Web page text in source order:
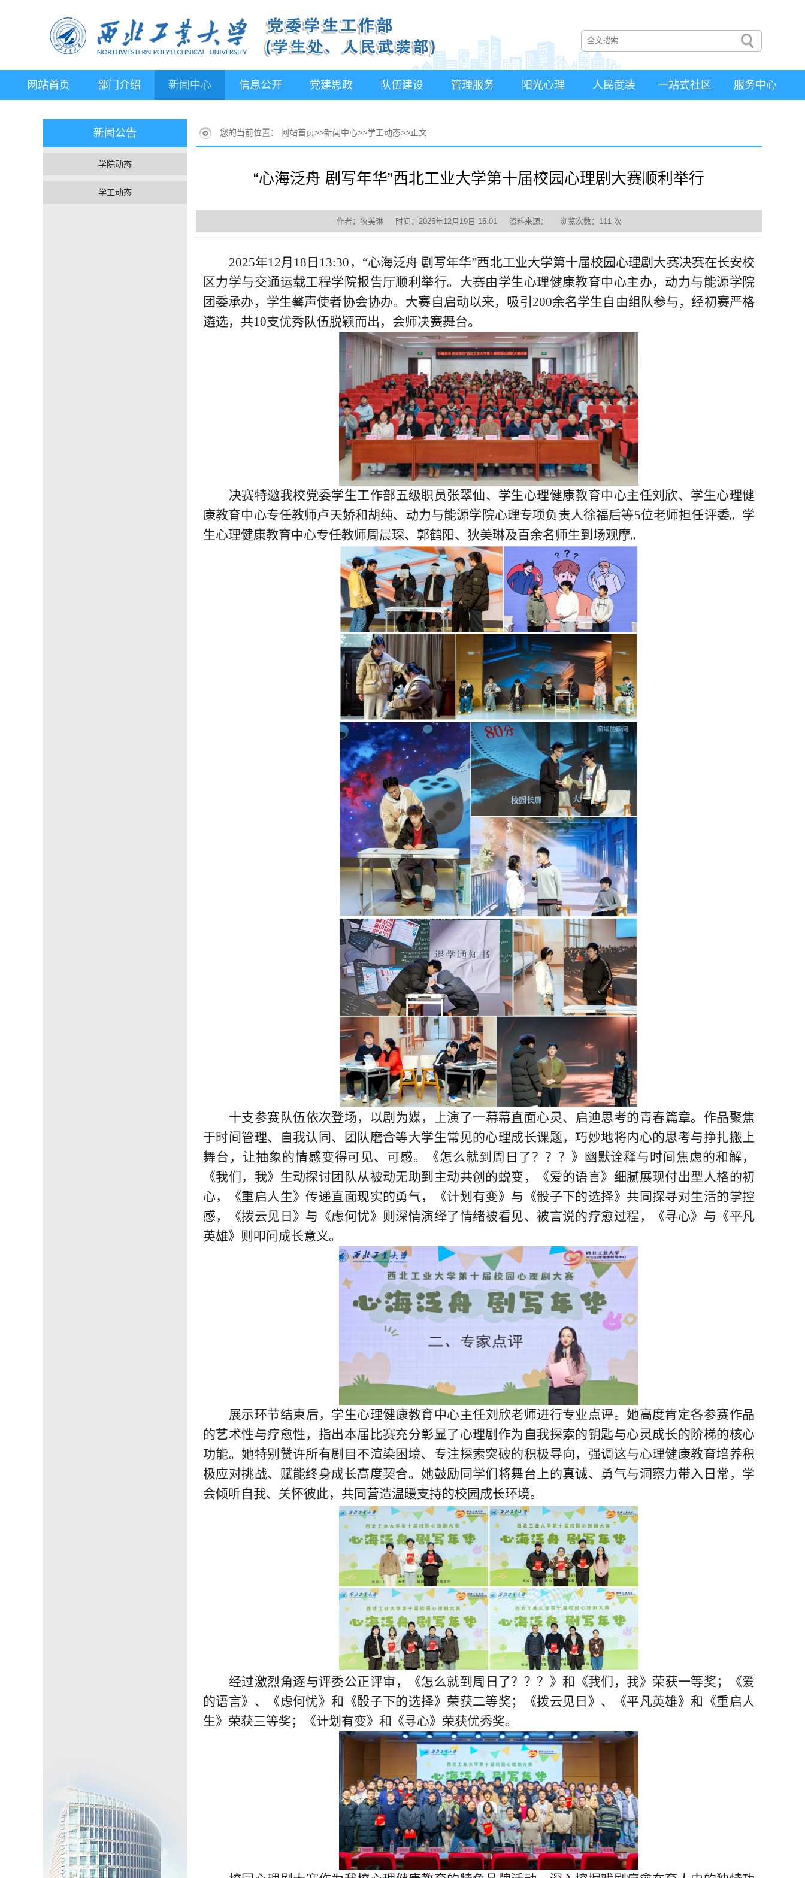
网站首页 部门介绍 新闻中心 信息公开 党建思政 队伍建设 管理服务 阳光心理 人民武装 一站式社区 服务中心
新闻公告
学院动态
学工动态
您的当前位置： 网站首页>>新闻中心>>学工动态>>正文
“心海泛舟 剧写年华”西北工业大学第十届校园心理剧大赛顺利举行
作者：狄美琳 时间：2025年12月19日 15:01 资料来源： 浏览次数： 111 次
2025年12月18日13:30，“心海泛舟 剧写年华”西北工业大学第十届校园心理剧大赛决赛在长安校
区力学与交通运载工程学院报告厅顺利举行。大赛由学生心理健康教育中心主办，动力与能源学院
团委承办，学生馨声使者协会协办。大赛自启动以来，吸引 200余名学生自由组队参与，经初赛严格
遴选，共10支优秀队伍脱颖而出，会师决赛舞台。
决赛特邀我校党委学生工作部五级职员张翠仙、学生心理健康教育中心主任刘欣、学生心理健
康教育中心专任教师卢天娇和胡纯、动力与能源学院心理专项负责人徐福后等5位老师担任评委。学
生心理健康教育中心专任教师周晨琛、郭鹤阳、狄美琳及百余名师生到场观摩。
十支参赛队伍依次登场，以剧为媒，上演了一幕幕直面心灵、 启迪思考的青春篇章。作品聚焦
于时间管理、自我认同、团队磨合等大学生常见的心理成长课题，巧妙地将内心的思考与挣扎搬上
舞台，让抽象的情感变得可见、可感。
《怎么就到周日了？？？》幽默诠释与时间焦虑的和解，
《我们，我》生动探讨团队从被动无助到主动共创的蜕变，《爱的语言》细腻展现付出型人格的初
心，
《重启人生》传递直面现实的勇气，《计划有变》与《骰子下的选择》共同探寻对生活的掌控
感， 《拨云见日》与《虑何忧》则深情演绎了情绪被看见、被言说的疗愈过程 ，
《寻心》与《平凡
英雄》 则 叩问成长意义。
展示环节结束后，学生心理健康教育中心主任刘欣老师进行专业点评。她高度肯定各参赛作品
的艺术性与疗愈性，指出本届比赛充分彰显了心理剧作为自我探索的钥匙与心灵成长的阶梯的核心
功能。她特别赞许所有剧目不渲染困境、专注探索突破的积极导向，强调这与心理健康教育培养积
极应对挑战、赋能终身成长高度契合。她鼓励同学们将舞台上的真诚、勇气与洞察力带入日常，学
会倾听自我、关怀彼此，共同营造温暖支持的校园成长环境。
经过激烈角逐与评委公正评审， 《怎么就到周日了？？？ 》和 《我们，我》 荣获一等奖；《爱
的语言》、《虑何忧》和 《骰子下的选择》荣获二等奖；《拨云见日》、《平凡英雄》和 《重启人
生》荣获三等奖；《计划有变》 和 《寻心》荣获优秀奖。